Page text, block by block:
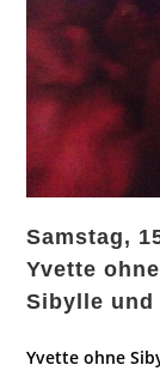
Samstag,
Yvette
Sibylle und
Yvette ohne